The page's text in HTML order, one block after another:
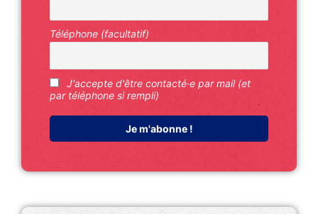
Téléphone (facultatif)
J'accepte d'être contacté·e par mail (et
par téléphone si rempli)